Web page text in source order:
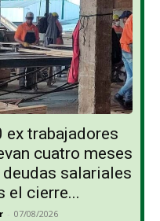
trabajadores
cuatro meses
salariales
el cierre...
- 07/08/2026